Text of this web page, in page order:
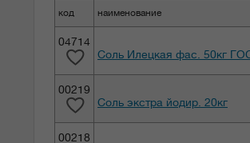
код наименование
04714
Соль Илецкая фас. 50кг
00219
Соль экстра йодир. 20кг
00218